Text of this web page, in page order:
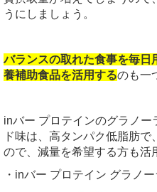
うにしましょう。
バランスの取れた食事を毎日
養補助食品を活用するのも一
inバー プロテインのグラノ
ド味は、高タンパク低脂肪
ので、減量を希望する方も活
・inバー プロテイン グラノー